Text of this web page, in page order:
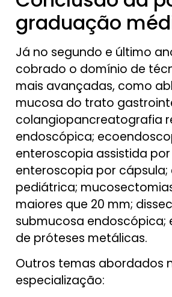
graduação
Já no segundo e último
cobrado o domínio de
mais avançadas, como
mucosa do trato
colangiopancreatografia
endoscópica;
enteroscopia assistida
enteroscopia por
pediátrica;
maiores que 20 mm;
submucosa endoscópica;
de próteses metálicas.
Outros temas abordados
especialização: